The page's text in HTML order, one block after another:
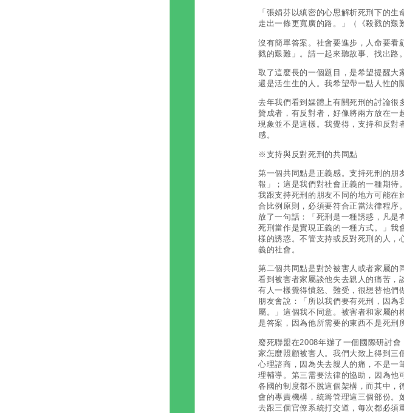
「張娟芬以縝密的心思解析死刑下的生
走出一條更寬廣的路。」（《殺戮的艱
沒有簡單答案。社會要進步，人命要看
戮的艱難」。請一起來聽故事、找出路。
取了這麼長的一個題目，是希望提醒大
還是活生生的人。我希望帶一點人性的
去年我們看到媒體上有關死刑的討論很
贊成者，有反對者，好像將兩方放在一
現象並不是這樣。我覺得，支持和反對
感。
※支持與反對死刑的共同點
第一個共同點是正義感。支持死刑的朋
報」；這是我們對社會正義的一種期待
我跟支持死刑的朋友不同的地方可能在
合比例原則，必須要符合正當法律程序
放了一句話：「死刑是一種誘惑，凡是
死刑當作是實現正義的一種方式。」我
樣的誘惑。不管支持或反對死刑的人，
義的社會。
第二個共同點是對於被害人或者家屬的
看到被害者家屬談他失去親人的痛苦，
有人一樣覺得憤怒、難受，很想替他們
朋友會說：「所以我們要有死刑，因為
屬。」這個我不同意。被害者和家屬的
是答案，因為他所需要的東西不是死刑
廢死聯盟在2008年辦了一個國際研討
家怎麼照顧被害人。我們大致上得到三
心理諮商，因為失去親人的痛，不是一
理輔導。第三需要法律的協助，因為他
各國的制度都不脫這個架構，而其中，
會的專責機構，統籌管理這三個部份。
去跟三個官僚系統打交道，每次都必須